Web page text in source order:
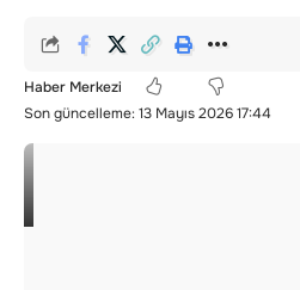
Son güncelleme: 13 Mayıs 2026 17:44
Haber Merkezi